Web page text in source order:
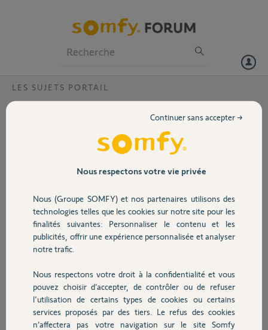
Volet
Sécurité
Domotique
Chauffage
Autres produits
LES SUJETS PORTAIL
portail sga 6000 qui s’ouvre tout seul
Mon portail s’ouvre tout seul. J’ai procédé à la raz de ka
Que puis-puis-je faire pour reparer?j
Merci,
François B.
il y a 3 mois
Participer au fil de discussion
Réponses
Nous respectons votre vie privée
Nous (Groupe SOMFY) et nos partenaires utilisons des
technologies telles que les cookies sur notre site pour les
finalités suivantes: Personnaliser le contenu et les
publicités, offrir une expérience personnalisée et analyser
notre trafic.
Nous respectons votre droit à la confidentialité et vous
pouvez choisir d’accepter, de contrôler ou de refuser
l'utilisation de certains types de cookies ou certains
services proposés par des tiers. Le refus des cookies
n’affectera pas votre navigation sur le site Somfy
Continuer sans accepter →